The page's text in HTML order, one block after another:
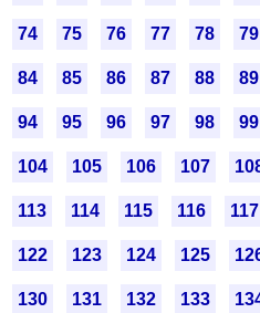
74 75 76 77 78 79
84 85 86 87 88 89
94 95 96 97 98 99
104 105 106 107
113 114 115 116 117
122 123 124 125
130 131 132 133